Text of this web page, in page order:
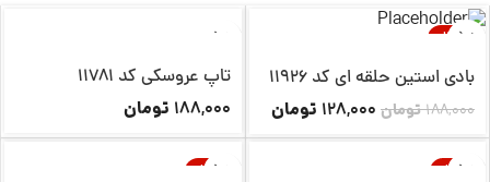
-32%
بادی استین حلقه ای کد 11926
188,000تومان 128,000 تومان
ناموجود
تاپ عروسکی کد 11781
188,000 تومان
-26%
-25%